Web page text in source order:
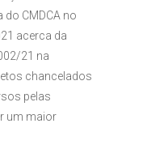
do CMDCA no
acerca da
21 na
chancelados
pelas
um maior